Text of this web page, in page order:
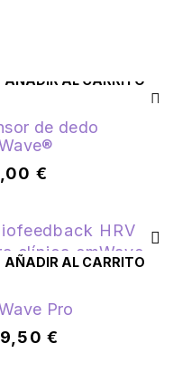
AÑADIR AL CARRITO
de dedo
€
AÑADIR AL CARRITO
Pro
€